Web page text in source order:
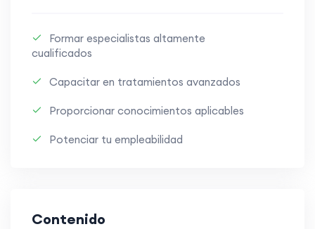
Formar especialistas altamente
cualificados
Capacitar en tratamientos avanzados
Proporcionar conocimientos aplicables
Potenciar tu empleabilidad
Contenido